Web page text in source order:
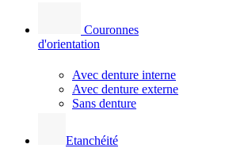
Couronnes
d'orientation
Avec denture interne
Avec denture externe
Sans denture
Etanchéité